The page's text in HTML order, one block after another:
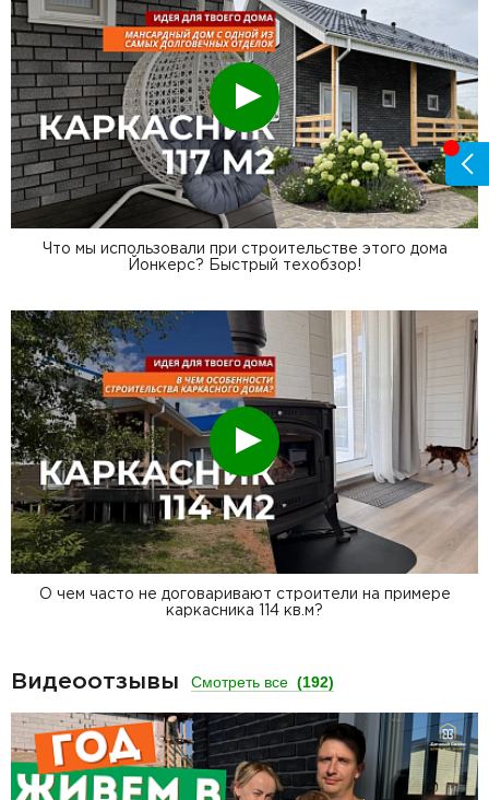
Смотреть
Что мы использовали при строительстве этого дома
Йонкерс? Быстрый техобзор!
Смотреть
О чем часто не договаривают строители на примере
каркасника 114 кв.м?
Видеоотзывы Смотреть все (192)